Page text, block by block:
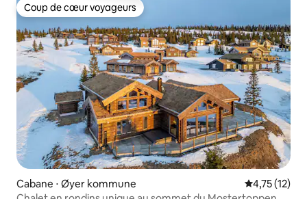
Coup de cœur voyageurs
Coup de cœur voyageurs
Cabane ⋅ Øyer kommune Évaluation
4,75 (12)